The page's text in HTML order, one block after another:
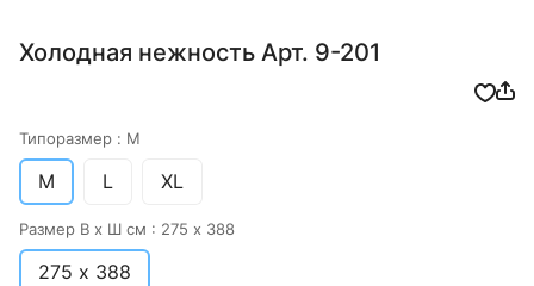
Холодная нежность Арт. 9-201
Типоразмер : M
M L XL
Размер В х Ш см : 275 х 388
275 х 388